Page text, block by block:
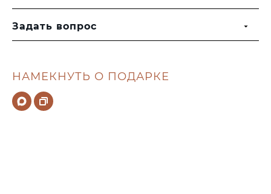
НАМЕКНУТЬ О ПОДАРКЕ
Задать вопрос